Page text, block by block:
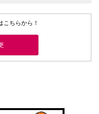
こちらから！